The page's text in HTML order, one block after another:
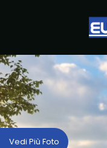
Vedi Più Foto
SIAMO
IMMOBILI
Contratto
Qualsiasi